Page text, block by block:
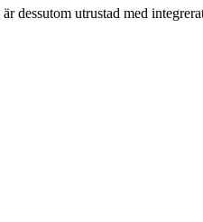
utrustad med